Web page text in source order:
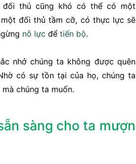
đối thủ cũng khó có thể có một
một đối thủ tầm cỡ, có thực lực sẽ
nỗ lực để tiến bộ.
nhở chúng ta không được quên
có sự tồn tại của họ, chúng ta
chúng ta muốn.
sàng cho ta mượn